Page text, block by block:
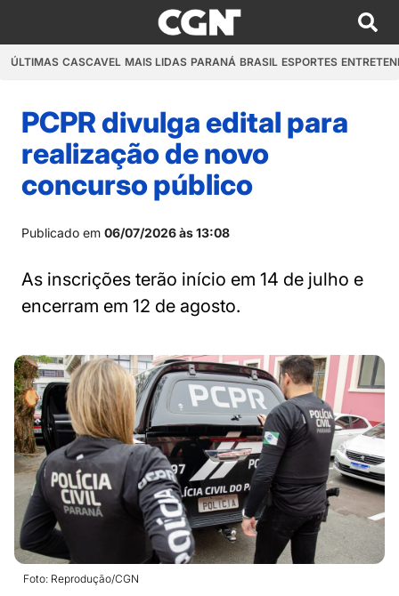
ÚLTIMAS CASCAVEL MAIS LIDAS PARANÁ BRASIL ESPORTES
PCPR divulga edital para
realização de novo
concurso público
Publicado em 06/07/2026 às 13:08
As inscrições terão início em 14 de julho e
encerram em 12 de agosto.
Foto: Reprodução/CGN